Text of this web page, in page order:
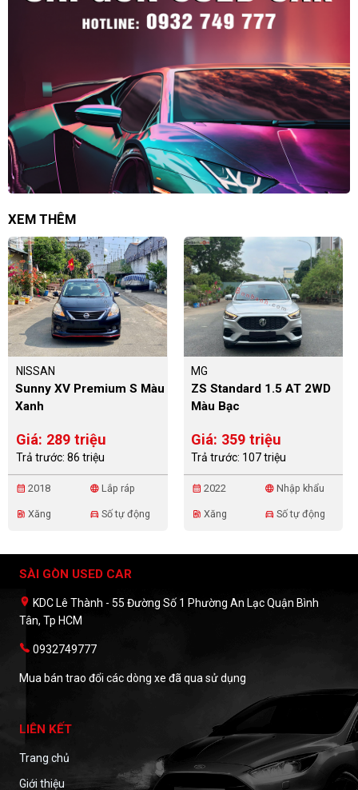
XEM THÊM
NISSAN
Sunny XV Premium S Màu
Xanh
Giá: 289 triệu
Trả trước: 86 triệu
calendar_month 2018 language Lắp ráp
ev_station Xăng directions_car Số tự động
MG
ZS Standard 1.5 AT 2WD
Màu Bạc
Giá: 359 triệu
Trả trước: 107 triệu
calendar_month 2022 language Nhập khẩu
ev_station Xăng directions_car Số tự động
SÀI GÒN USED CAR
KDC Lê Thành - 55 Đường Số 1 Phường An Lạc Quận Bình
Tân, Tp HCM
0932749777
Mua bán trao đổi các dòng xe đã qua sử dụng
LIÊN KẾT
Trang chủ
Giới thiệu